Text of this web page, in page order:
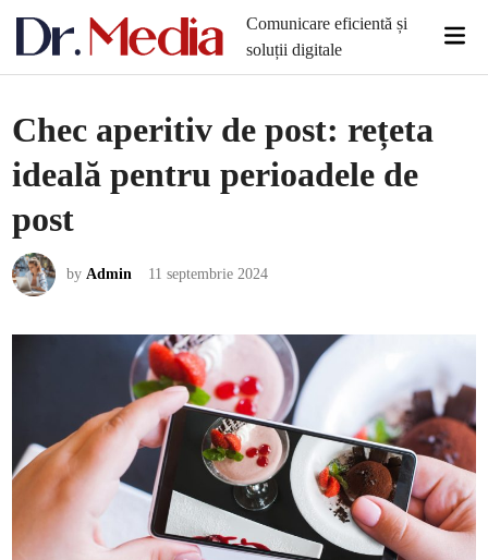
Comunicare eficientă și
soluții digitale
Chec aperitiv de post: rețeta
ideală pentru perioadele de
post
byAdmin 11 septembrie 2024